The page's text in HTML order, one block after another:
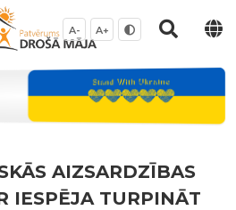
A- A+
AIZSARDZĪBAS
IESPĒJA TURPINĀT